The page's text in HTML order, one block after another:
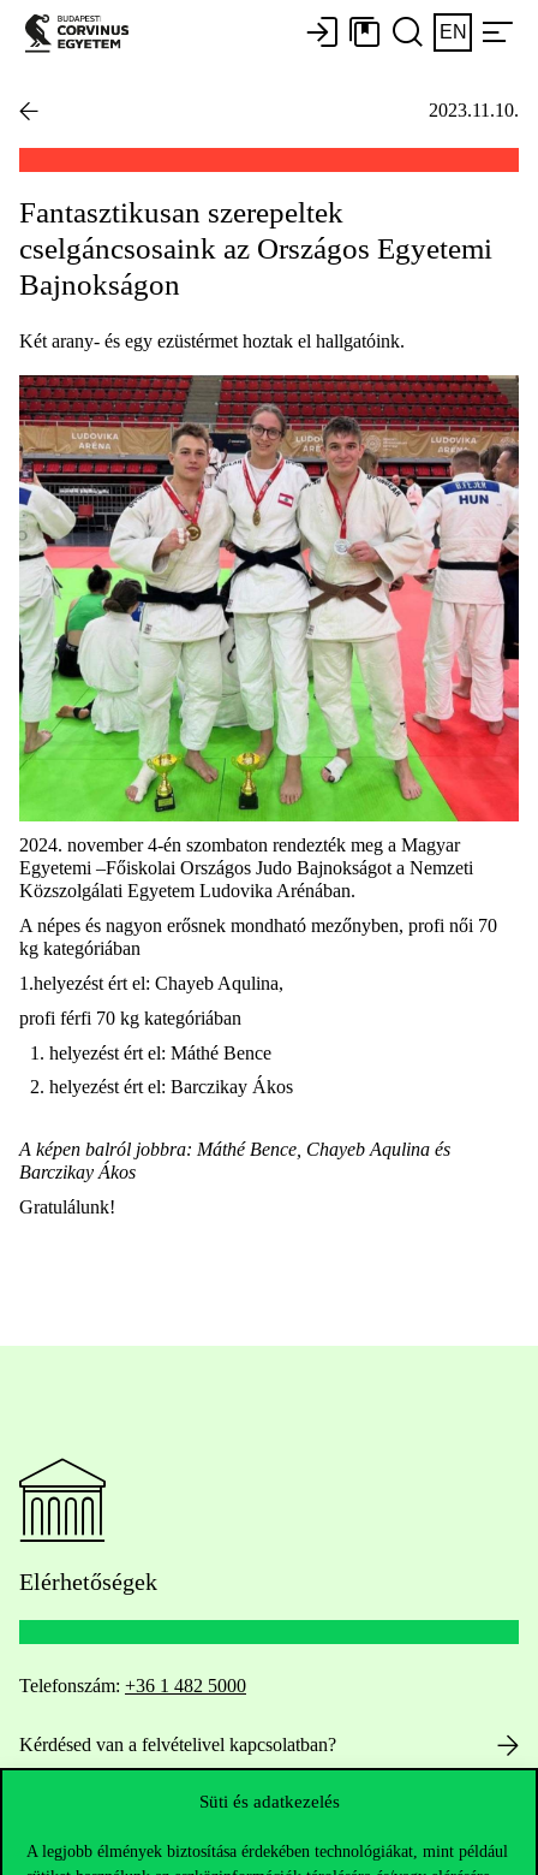
Süti és adatkezelés
A legjobb élmények biztosítása érdekében technológiákat, mint például
EN
2023.11.10.
Fantasztikusan szerepeltek
cselgáncsosaink az Országos Egyetemi
Bajnokságon
Két arany- és egy ezüstérmet hoztak el hallgatóink.
2024. november 4-én szombaton rendezték meg a Magyar
Egyetemi –Főiskolai Országos Judo Bajnokságota Nemzeti
Közszolgálati Egyetem Ludovika Arénában.
A népes és nagyon erősnek mondható mezőnyben, profi női 70
kg kategóriában
1.helyezést ért el: Chayeb Aqulina,
profi férfi 70 kg kategóriában
helyezést ért el: Máthé Bence
helyezést ért el: Barczikay Ákos
A képen balról jobbra: Máthé Bence, Chayeb Aqulina és
Barczikay Ákos
Gratulálunk!
Elérhetőségek
Telefonszám: +36 1 482 5000
Kérdésed van a felvételivel kapcsolatban?
HUB jelenlegi hallgatóinknak